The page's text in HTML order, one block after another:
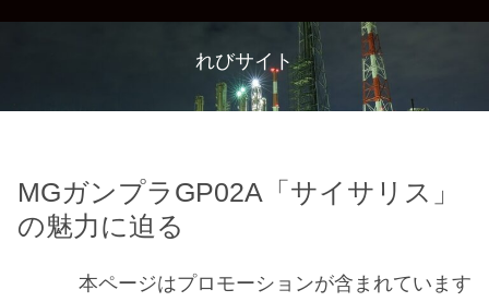
れびサイト
MGガンプラGP02A「サイサリス」
の魅力に迫る
本ページはプロモーションが含まれています